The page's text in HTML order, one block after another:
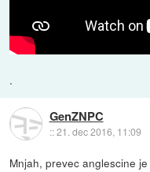
.
GenZNPC
::21. dec 2016, 11:09
Mnjah, prevec anglescine